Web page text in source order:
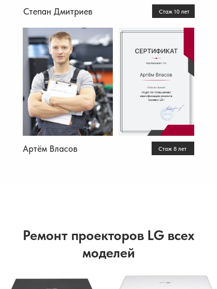
Степан Дмитриев Стаж 10 лет
Артём Власов Стаж 8 лет
Ремонт проекторов LG всех
моделей